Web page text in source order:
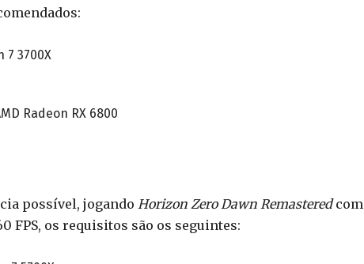
7 3700X
Radeon RX 6800
possível, jogando Horizon Zero Dawn Remasteredcom
FPS, os requisitos são os seguintes: